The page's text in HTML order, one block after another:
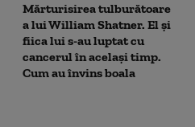
Mărturisirea tulburătoare
a lui William Shatner. El și
fiica lui s-au luptat cu
cancerul în același timp.
Cum au învins boala